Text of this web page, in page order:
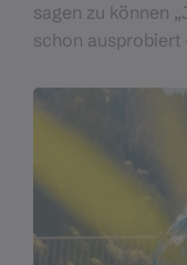
sagen zu können
schon ausprobiert –